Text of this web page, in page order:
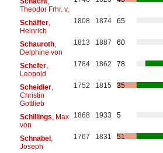
Theodor Frhr. v.
Schäffer,
Heinrich
1808 1874 65
Schauroth,
Delphine von
1813 1887 60
Schefer,
Leopold
1784 1862 78
Scheidler,
Christin
Gottlieb
1752 1815 35
Schillings , Max
von
1868 1933 5
Schnabel,
Joseph
1767 1831 51